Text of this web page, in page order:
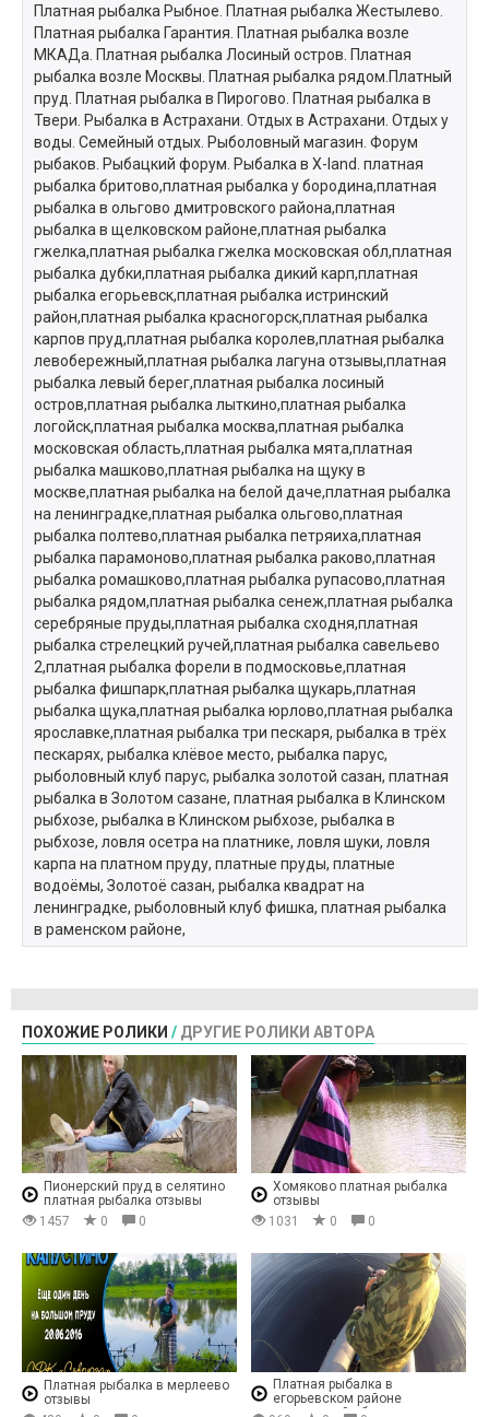
Платная рыбалка Рыбное. Платная рыбалка Жестылево.
Платная рыбалка Гарантия. Платная рыбалка возле
МКАДа. Платная рыбалка Лосиный остров. Платная
рыбалка возле Москвы. Платная рыбалка рядом.Платный
пруд. Платная рыбалка в Пирогово. Платная рыбалка в
Твери. Рыбалка в Астрахани. Отдых в Астрахани. Отдых у
воды. Семейный отдых. Рыболовный магазин. Форум
рыбаков. Рыбацкий форум. Рыбалка в X-land. платная
рыбалка бритово,платная рыбалка у бородина,платная
рыбалка в ольгово дмитровского района,платная
рыбалка в щелковском районе,платная рыбалка
гжелка,платная рыбалка гжелка московская обл,платная
рыбалка дубки,платная рыбалка дикий карп,платная
рыбалка егорьевск,платная рыбалка истринский
район,платная рыбалка красногорск,платная рыбалка
карпов пруд,платная рыбалка королев,платная рыбалка
левобережный,платная рыбалка лагуна отзывы,платная
рыбалка левый берег,платная рыбалка лосиный
остров,платная рыбалка лыткино,платная рыбалка
логойск,платная рыбалка москва,платная рыбалка
московская область,платная рыбалка мята,платная
рыбалка машково,платная рыбалка на щуку в
москве,платная рыбалка на белой даче,платная рыбалка
на ленинградке,платная рыбалка ольгово,платная
рыбалка полтево,платная рыбалка петряиха,платная
рыбалка парамоново,платная рыбалка раково,платная
рыбалка ромашково,платная рыбалка рупасово,платная
рыбалка рядом,платная рыбалка сенеж,платная рыбалка
серебряные пруды,платная рыбалка сходня,платная
рыбалка стрелецкий ручей,платная рыбалка савельево
2,платная рыбалка форели в подмосковье,платная
рыбалка фишпарк,платная рыбалка щукарь,платная
рыбалка щука,платная рыбалка юрлово,платная рыбалка
ярославке,платная рыбалка три пескаря, рыбалка в трёх
пескарях, рыбалка клёвое место, рыбалка парус,
рыболовный клуб парус, рыбалка золотой сазан, платная
рыбалка в Золотом сазане, платная рыбалка в Клинском
рыбхозе, рыбалка в Клинском рыбхозе, рыбалка в
рыбхозе, ловля осетра на платнике, ловля шуки, ловля
карпа на платном пруду, платные пруды, платные
водоёмы, Золотоё сазан, рыбалка квадрат на
ленинградке, рыболовный клуб фишка, платная рыбалка
в раменском районе,
ПОХОЖИЕ РОЛИКИ / ДРУГИЕ РОЛИКИ АВТОРА
Пионерский пруд в селятино
платная рыбалка отзывы
1457
0 0
Хомяково платная рыбалка
отзывы
1031
0 0
Платная рыбалка в мерлеево
отзывы
Платная рыбалка в
егорьевском районе
московской области